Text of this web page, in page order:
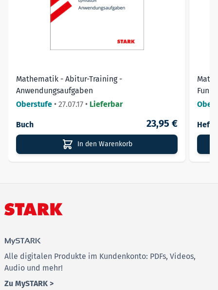
➔ Legen Sie jetzt den Grundstein für Ihren Lernerfolg!
Mathematik - Abitur-Training -
Anwendungsaufgaben
Oberstufe • 27.07.17 • Lieferbar
Buch 23,95 €
In den Warenkorb
Heft
MySTARK
Alle digitalen Produkte im Kundenkonto: PDFs, Videos,
Audio und mehr!
Zu MySTARK >